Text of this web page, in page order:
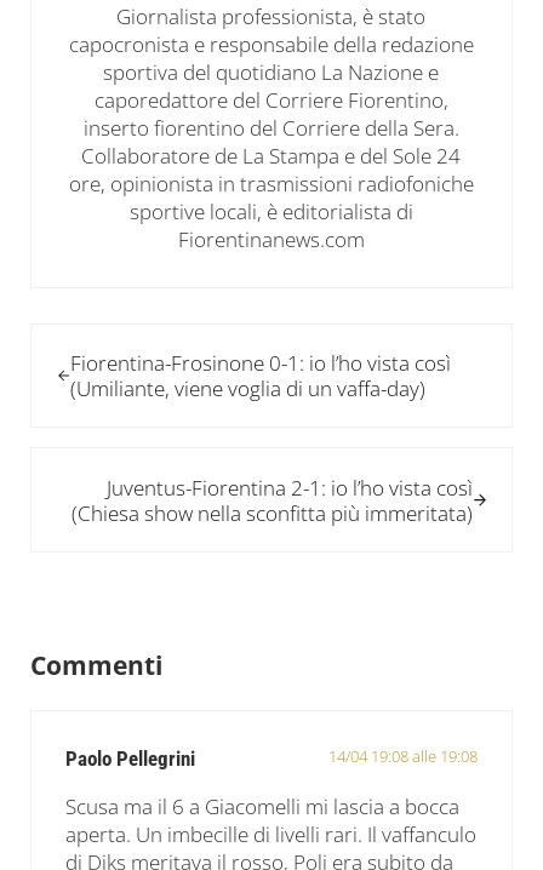
Giornalista professionista, è stato
capocronista e responsabile della redazione
sportiva del quotidiano La Nazione e
caporedattore del Corriere Fiorentino,
inserto fiorentino del Corriere della Sera.
Collaboratore de La Stampa e del Sole 24
ore, opinionista in trasmissioni radiofoniche
sportive locali, è editorialista di
Fiorentinanews.com
Fiorentina-Frosinone 0-1: io l’ho vista così
(Umiliante, viene voglia di un vaffa-day)
Juventus-Fiorentina 2-1: io l’ho vista così
(Chiesa show nella sconfitta più immeritata)
Commenti
Paolo Pellegrini 14/04 19:08 alle 19:08
Scusa ma il 6 a Giacomelli mi lascia a bocca
aperta. Un imbecille di livelli rari. Il vaffanculo
di Diks meritava il rosso, Poli era subito da